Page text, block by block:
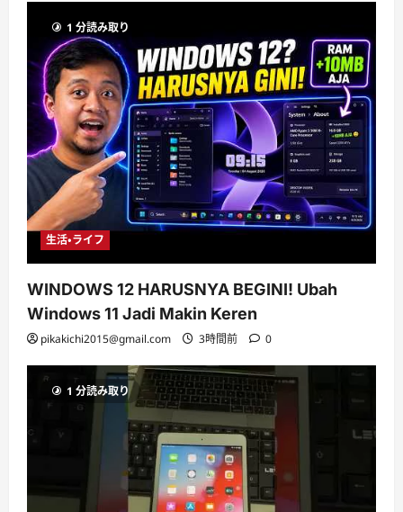
1 分読み取り
生活・ライフ
WINDOWS 12 HARUSNYA BEGINI! Ubah
Windows 11 Jadi Makin Keren
pikakichi2015@gmail.com 3時間前 0
1 分読み取り